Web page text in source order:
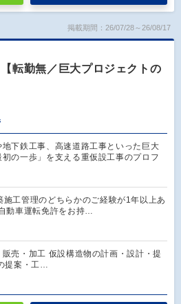
掲載期間：26/07/28～26/08/17
転勤無／巨大プロジェクトの
下鉄工事、高速道路工事といった巨大
の一歩」を支える重仮設工事のプロフ
施工管理のどちらかのご経験が1年以上あ
動車運転免許をお持…
売・加工 仮設構造物の計画・設計・提
提案・工…